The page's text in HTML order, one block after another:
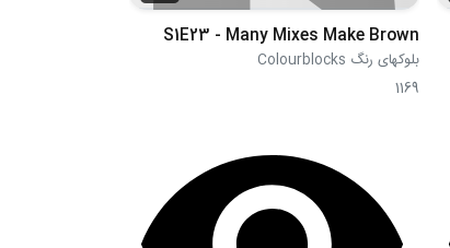
S1E23 - Many Mixes Make Brown
بلوکهای رنگ Colourblocks
1169